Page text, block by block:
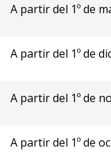
A partir del 1º de
A partir del 1º de
A partir del 1º de
A partir del 1º de